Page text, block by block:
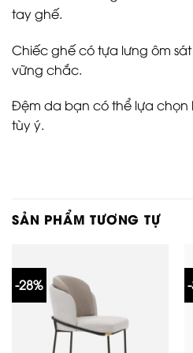
tay ghế.
Chiếc ghế có tựa lưng ôm
vững chắc.
Đệm da bạn có thể lựa
tùy ý.
SẢN PHẨM TƯƠNG TỰ
-28%